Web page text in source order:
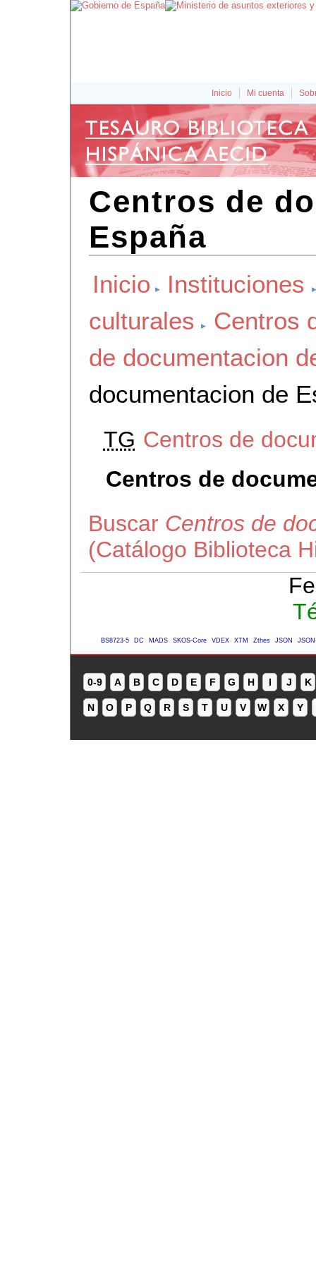
Inicio Mi cuenta
Centros de
España
Inicio
Instituciones
culturales
Centros
de documentacion
documentacion de
TG Centros de
Centros de
Buscar Centros de
(Catálogo Biblioteca
BS8723-5 DC MADS SKOS-Core VDEX XTM Zthes JSON
0-9 A B C D E F G H I J K
N O P Q R S T U V W X Y